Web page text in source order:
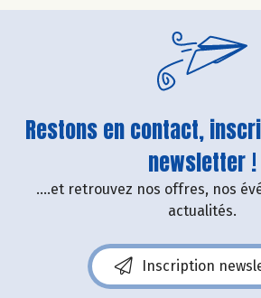
Restons en contact,
newsletter !
....et retrouvez nos offres, nos
actualités.
Inscription